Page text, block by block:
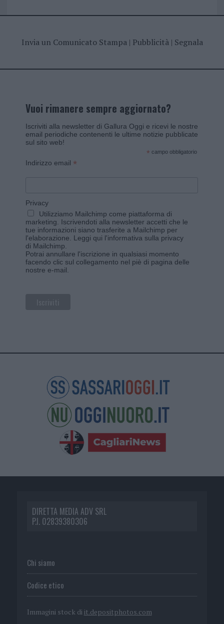
Invia un Comunicato Stampa| Pubblicità| Segnala
Vuoi rimanere sempre aggiornato?
Iscriviti alla newsletter di Gallura Oggi e ricevi le nostre
email periodiche contenenti le ultime notizie pubblicate
sul sito web!
* campo obbligatorio
Indirizzo email *
Privacy
Utilizziamo Mailchimp come piattaforma di
marketing. Iscrivendoti alla newsletter accetti che le
tue informazioni siano trasferite a Mailchimp per
l'elaborazione. Leggi qui l'informativa sulla privacy
di Mailchimp
Potrai annullare l'iscrizione in qualsiasi momento
facendo clic sul collegamento nel piè di pagina delle
nostre e-mail.
DIRETTA MEDIA ADV SRL
P.I. 02839380306
Chi siamo
Codice etico
Immagini stock di it.depositphotos.com